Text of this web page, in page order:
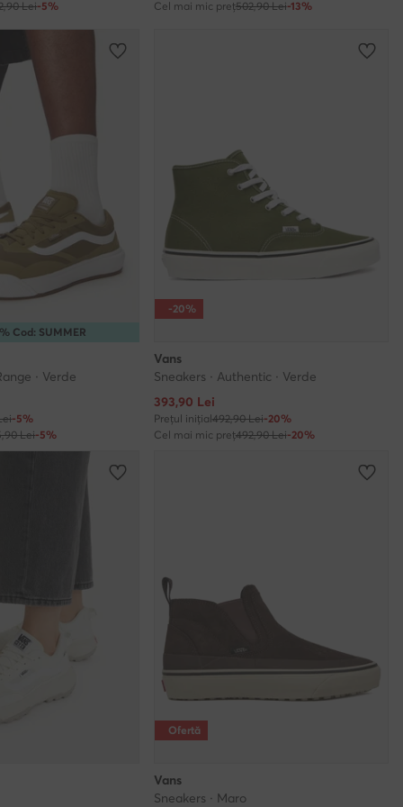
Lei-5%
Cel mai mic preț502,90 Lei-13%
Cod: SUMMER
· Verde
-5%
Lei-5%
-20%
Vans
Sneakers · Authentic · Verde
Prețul actual
393,90 Lei
Prețul inițial492,90 Lei-20%
Cel mai mic preț492,90 Lei-20%
Ofertă
Vans
Sneakers · Maro